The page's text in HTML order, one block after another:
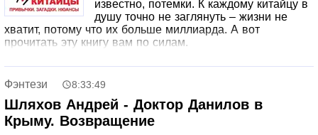
известно, потемки. К каждому китайцу в
душу точно не заглянуть – жизни не
хватит, потому что их больше миллиарда. А вот
прочитать эту книгу вам по силам.
Фэнтези 8:33:49
Шляхов Андрей - Доктор Данилов в
Крыму. Возвращение